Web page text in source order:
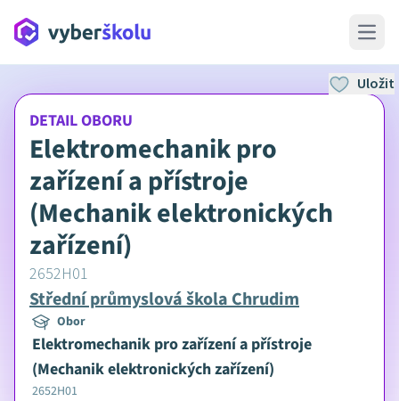
Open
DETAIL OBORU
Elektromechanik pro
zařízení a přístroje
(Mechanik elektronických
zařízení)
2652H01
Střední průmyslová škola Chrudim
Obor
Elektromechanik pro zařízení a přístroje
(Mechanik elektronických zařízení)
2652H01
Uložit